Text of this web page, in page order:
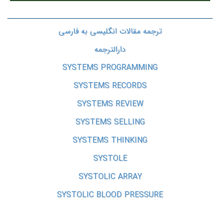
ترجمه مقالات انگلیسی به فارسی
دارالترجمه
SYSTEMS PROGRAMMING
SYSTEMS RECORDS
SYSTEMS REVIEW
SYSTEMS SELLING
SYSTEMS THINKING
SYSTOLE
SYSTOLIC ARRAY
SYSTOLIC BLOOD PRESSURE